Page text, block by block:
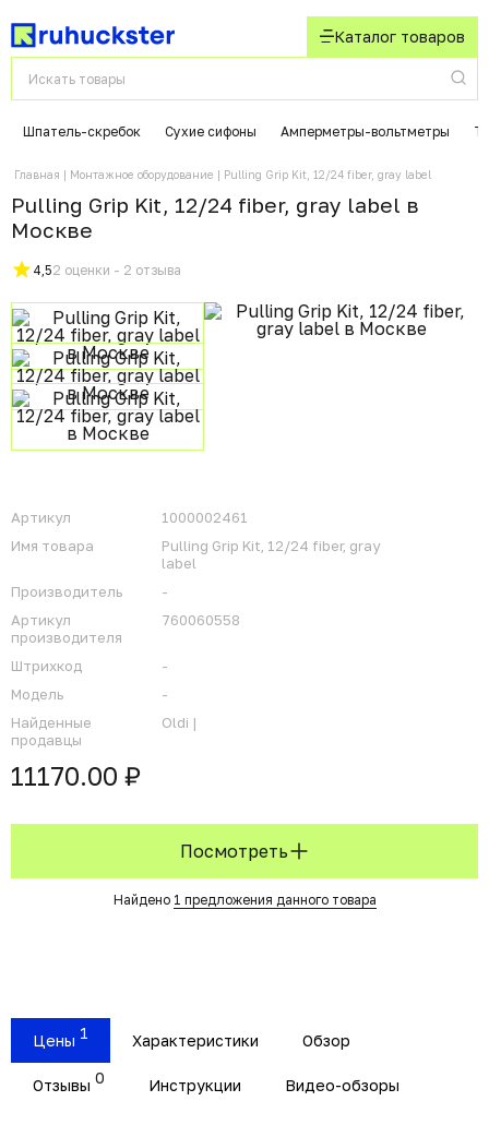
Каталог товаров
Шпатель-скребок Сухие сифоны Амперметры-вольтметры
Главная Монтажное оборудование Pulling Grip Kit, 12/24 fiber, gray label
Pulling Grip Kit, 12/24 fiber, gray label в
Москвe
4,52 оценки - 2 отзыва
Артикул
1000002461
Имя товара
Pulling Grip Kit, 12/24 fiber, gray
label
Производитель
-
Артикул
производителя
760060558
Штрихкод
-
Модель
-
Найденные
продавцы
Oldi |
11170.00 ₽
Посмотреть
Найдено 1 предложения данного товара
Цены 1 Характеристики Обзор
Отзывы 0 Инструкции Видео-обзоры